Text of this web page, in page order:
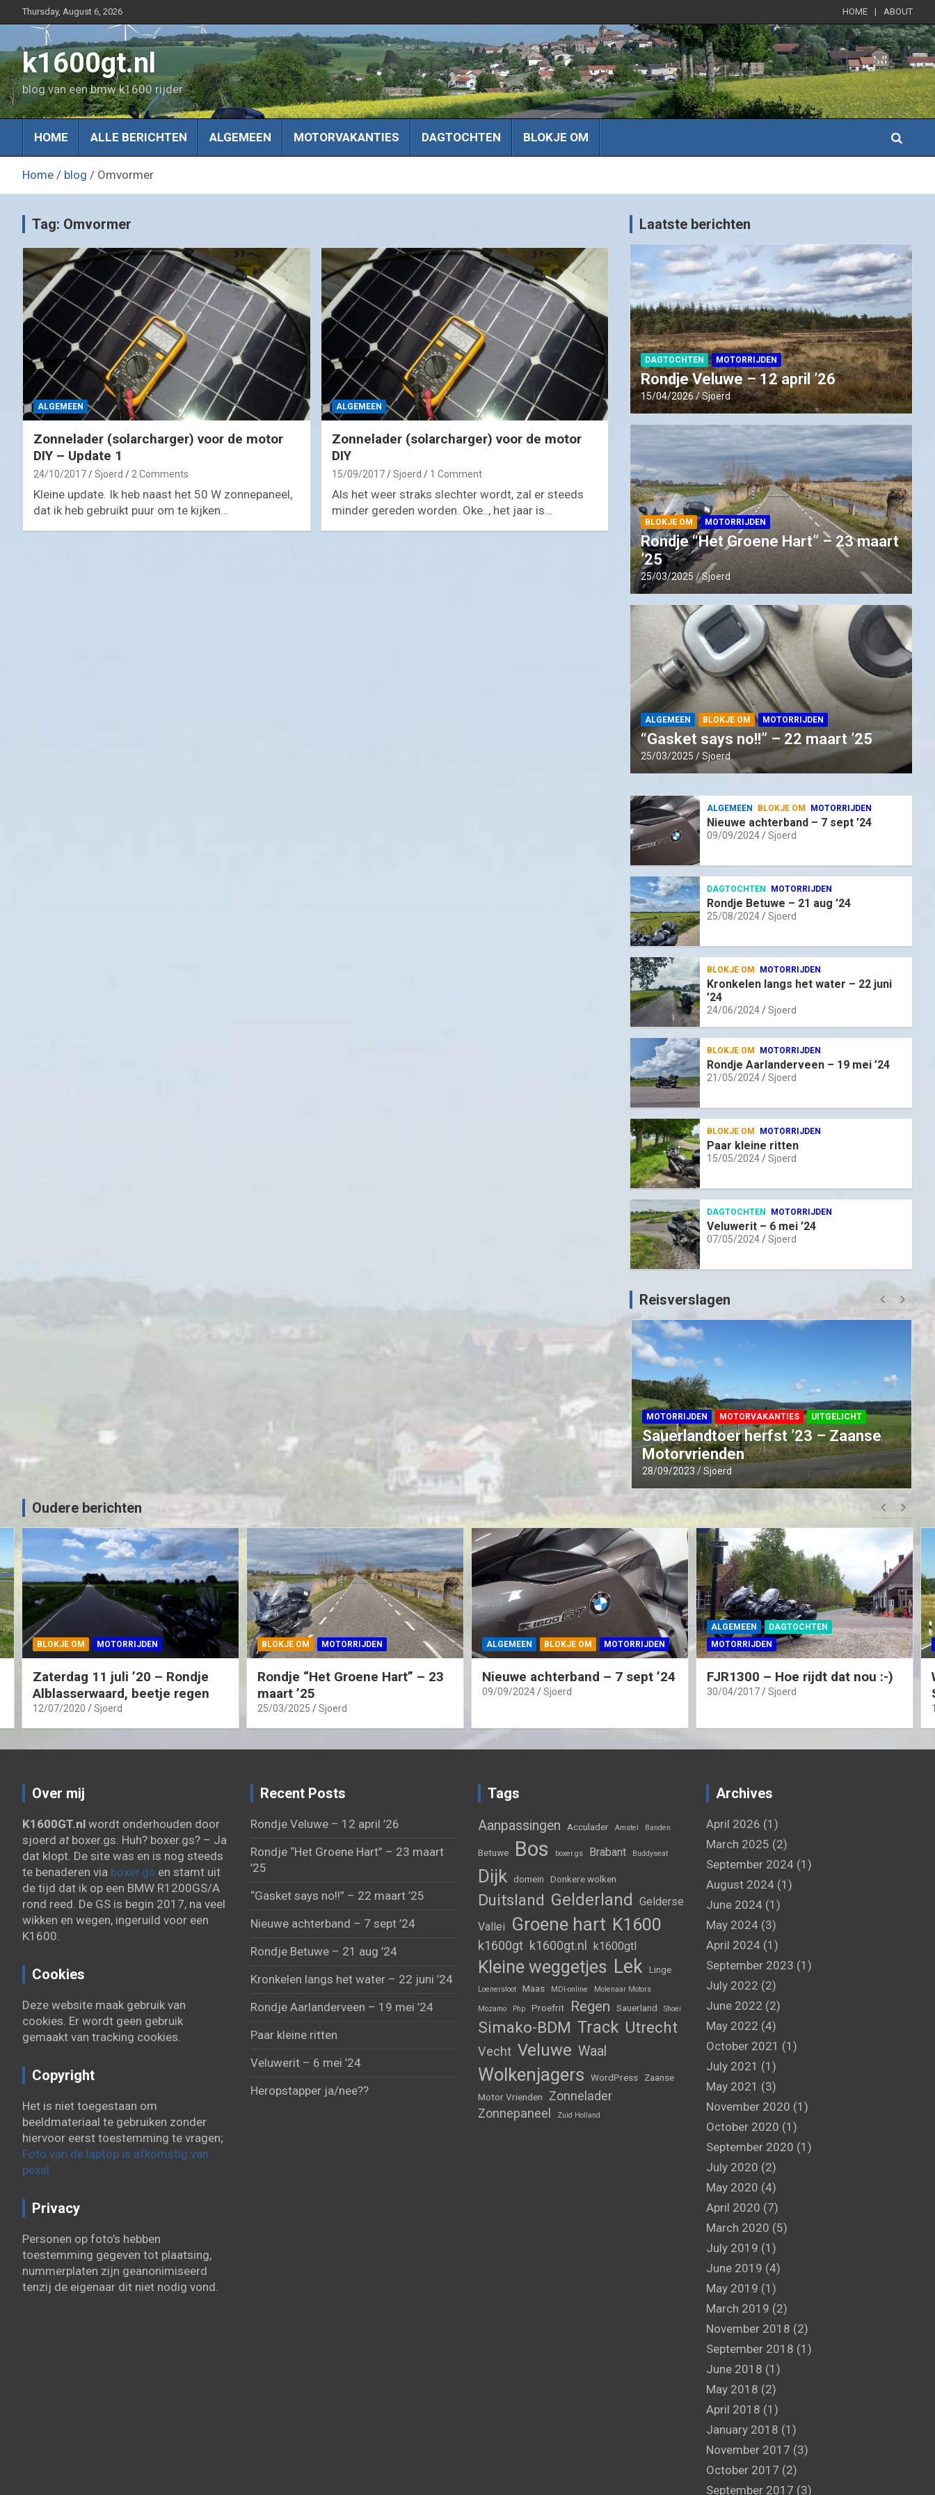
to
Thursday, August 6, 2026 HOME ABOUT
k1600gt.nl
blog van een bmw k1600 rijder
HOME ALLE BERICHTEN ALGEMEEN MOTORVAKANTIES DAGTOCHTEN BLOKJE OM
Home blog Omvormer
Tag: Omvormer
ALGEMEEN
Zonnelader (solarcharger) voor de motor
DIY – Update 1
24/10/2017 Sjoerd 2 Comments
Kleine update. Ik heb naast het 50 W zonnepaneel,
dat ik heb gebruikt puur om te kijken…
ALGEMEEN
Zonnelader (solarcharger) voor de motor
DIY
15/09/2017 Sjoerd 1 Comment
Als het weer straks slechter wordt, zal er steeds
minder gereden worden. Oke.., het jaar is…
Laatste berichten
DAGTOCHTEN MOTORRIJDEN
Rondje Veluwe – 12 april ’26
15/04/2026 Sjoerd
BLOKJE OM MOTORRIJDEN
Rondje “Het Groene Hart” – 23 maart
’25
25/03/2025 Sjoerd
ALGEMEEN BLOKJE OM MOTORRIJDEN
“Gasket says no!!” – 22 maart ’25
25/03/2025 Sjoerd
ALGEMEEN BLOKJE OM MOTORRIJDEN
Nieuwe achterband – 7 sept ’24
09/09/2024 Sjoerd
DAGTOCHTEN MOTORRIJDEN
Rondje Betuwe – 21 aug ’24
25/08/2024 Sjoerd
BLOKJE OM MOTORRIJDEN
Kronkelen langs het water – 22 juni
’24
24/06/2024 Sjoerd
BLOKJE OM MOTORRIJDEN
Rondje Aarlanderveen – 19 mei ’24
21/05/2024 Sjoerd
BLOKJE OM MOTORRIJDEN
Paar kleine ritten
15/05/2024 Sjoerd
DAGTOCHTEN MOTORRIJDEN
Veluwerit – 6 mei ’24
07/05/2024 Sjoerd
Reisverslagen
Beneluxtoer voorjaar 2022 – Zaanse
MOTORRIJDEN MOTORVAKANTIES
Sauerlandtoer 2021 – ZMV
02/10/2021 Sjoerd
MOTORRIJDEN MOTORVAKANTIES UITGELICHT
Sauerlandtoer herfst ’23 – Zaanse
Motorvrienden
28/09/2023 Sjoerd
Oudere berichten
BLOKJE OM MOTORRIJDEN
Zaterdag 11 juli ’20 – Rondje
Alblasserwaard, beetje regen
12/07/2020 Sjoerd
BLOKJE OM MOTORRIJDEN
Rondje “Het Groene Hart” – 23
maart ’25
25/03/2025 Sjoerd
ALGEMEEN BLOKJE OM MOTORRIJDEN
Nieuwe achterband – 7 sept ’24
09/09/2024 Sjoerd
ALGEMEEN
DAGTOCHTEN
MOTORRIJDEN
FJR1300 – Hoe rijdt dat nou :-)
30/04/2017 Sjoerd
Over mij
K1600GT.nl wordt onderhouden door
sjoerd atboxer.gs. Huh? boxer.gs? – Ja
dat klopt. De site was en is nog steeds
te benaderen via boxer.gs en stamt uit
de tijd dat ik op een BMW R1200GS/A
rond reed. De GS is begin 2017, na veel
wikken en wegen, ingeruild voor een
K1600.
Cookies
Deze website maak gebruik van
cookies. Er wordt geen gebruik
gemaakt van tracking cookies.
Copyright
Het is niet toegestaan om
beeldmateriaal te gebruiken zonder
hiervoor eerst toestemming te vragen;
Foto van de laptop is afkomstig van
pexel
Privacy
Personen op foto’s hebben
toestemming gegeven tot plaatsing,
nummerplaten zijn geanonimiseerd
tenzij de eigenaar dit niet nodig vond.
Recent Posts
Rondje Veluwe – 12 april ’26
Rondje “Het Groene Hart” – 23 maart
’25
“Gasket says no!!” – 22 maart ’25
Nieuwe achterband – 7 sept ’24
Rondje Betuwe – 21 aug ’24
Kronkelen langs het water – 22 juni ’24
Rondje Aarlanderveen – 19 mei ’24
Paar kleine ritten
Veluwerit – 6 mei ’24
Heropstapper ja/nee??
Tags
Aanpassingen Acculader Amstel Banden
Betuwe Bos boxer.gs Brabant Buddyseat
Dijk domein Donkere wolken
Duitsland Gelderland Gelderse
Vallei
Groene hart K1600
k1600gt k1600gt.nl k1600gtl
Kleine weggetjes Lek Linge
Loenersloot Maas MDI-online Molenaar Motors
Mozamo Php Proefrit Regen Sauerland Shoei
Simako-BDM Track Utrecht
Vecht Veluwe Waal
Wolkenjagers WordPress
Zaanse
Motor Vrienden
Zonnelader
Zonnepaneel
Zuid Holland
Archives
April 2026 (1)
March 2025 (2)
September 2024(1)
August 2024(1)
June 2024(1)
May 2024(3)
April 2024(1)
September 2023 (1)
July 2022 (2)
June 2022 (2)
May 2022 (4)
October 2021 (1)
July 2021 (1)
May 2021 (3)
November 2020 (1)
October 2020 (1)
September 2020 (1)
July 2020 (2)
May 2020 (4)
April 2020 (7)
March 2020 (5)
July 2019 (1)
June 2019 (4)
May 2019 (1)
March 2019 (2)
November 2018 (2)
September 2018 (1)
June 2018 (1)
May 2018 (2)
April 2018 (1)
January 2018 (1)
November 2017 (3)
October 2017 (2)
September 2017 (3)